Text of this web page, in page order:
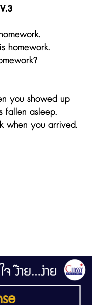
homework.
?
you showed up
fallen asleep.
when you arrived.